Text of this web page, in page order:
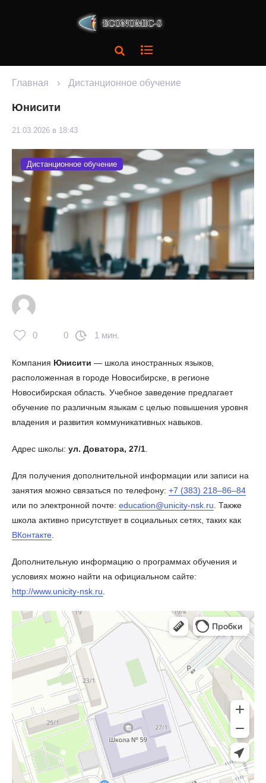
Главная › Дистанционное обучение
Юнисити
21.03.2026 в 18:43
Дистанционное обучение
0 0 1 мин.
Компания Юнисити — школа иностранных языков,
расположенная в городе Новосибирске, в регионе
Новосибирская область. Учебное заведение предлагает
обучение по различным языкам с целью повышения уровня
владения и развития коммуникативных навыков.
Адрес школы: ул. Доватора, 27/1
Для получения дополнительной информации или записи на
занятия можно связаться по телефону: +7 (383) 218‒86‒84
или по электронной почте: education@unicity-nsk.ru . Также
школа активно присутствует в социальных сетях, таких как
ВКонтакте
Дополнительную информацию о программах обучения и
условиях можно найти на официальном сайте:
http://www.unicity-nsk.ru